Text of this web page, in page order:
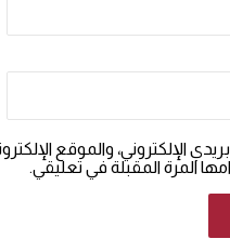
الإلكتروني، والموقع
المرة المقبلة في تعليقي.